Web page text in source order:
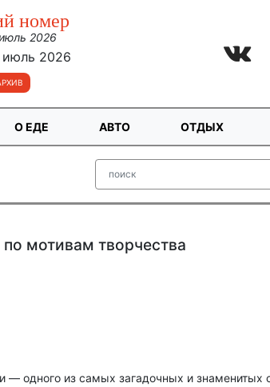
номер
2026
О ЕДЕ АВТО ОТДЫХ
мотивам творчества
— одного из самых загадочных и знаменитых